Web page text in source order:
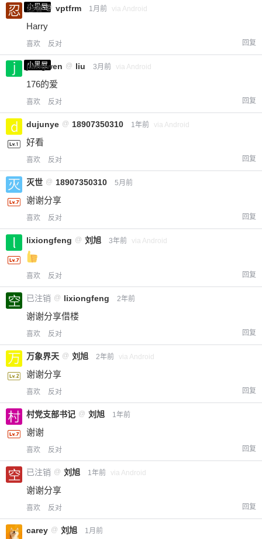
小黑屋
忍者 @ vptfrm 1月前 via Android
Harry
喜欢 反对 回复
小黑屋
jiangwen @ liu 3月前 via Android
176的爱
喜欢 反对 回复
dujunye @ 18907350310 1年前 via Android
好看
喜欢 反对 回复
灭世 @ 18907350310 5月前
谢谢分享
喜欢 反对 回复
lixiongfeng @ 刘旭 3年前 via Android
喜欢 反对 回复
已注销 @ lixiongfeng 2年前
谢谢分享借楼
喜欢 反对 回复
万象界天 @ 刘旭 2年前 via Android
谢谢分享
喜欢 反对 回复
村党支部书记 @ 刘旭 1年前
谢谢
喜欢 反对 回复
已注销 @ 刘旭 1年前 via Android
谢谢分享
喜欢 反对 回复
carey @ 刘旭 1月前